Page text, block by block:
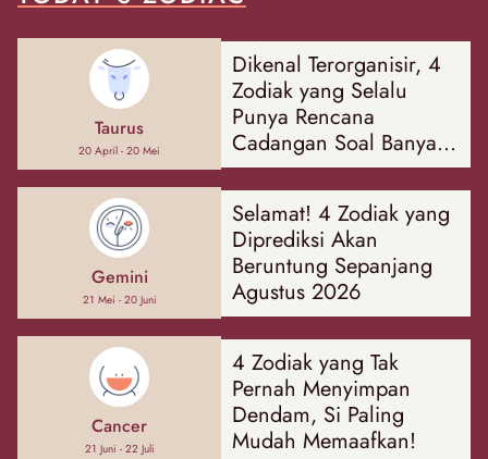
Taurus
20 April - 20 Mei
Dikenal Terorganisir, 4
Zodiak yang Selalu
Punya Rencana
Cadangan Soal Banyak
Hal
Gemini
21 Mei - 20 Juni
Selamat! 4 Zodiak yang
Diprediksi Akan
Beruntung Sepanjang
Agustus 2026
Cancer
21 Juni - 22 Juli
4 Zodiak yang Tak
Pernah Menyimpan
Dendam, Si Paling
Mudah Memaafkan!